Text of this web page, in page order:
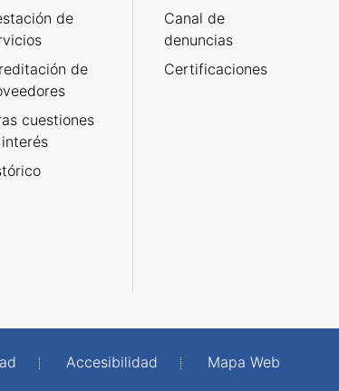
de
de
cuestiones
Canal de
denuncias
Certificaciones
Accesibilidad
Mapa Web